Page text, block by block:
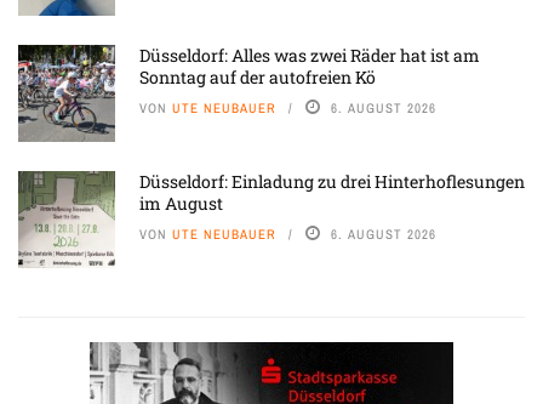
Düsseldorf: Alles was zwei Räder hat ist am
Sonntag auf der autofreien Kö
VON UTE NEUBAUER 6. AUGUST 2026
Düsseldorf: Einladung zu drei Hinterhoflesungen
im August
VON UTE NEUBAUER 6. AUGUST 2026